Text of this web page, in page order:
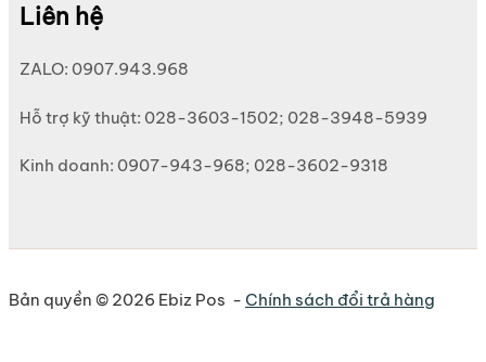
Liên hệ
ZALO: 0907.943.968
Hỗ trợ kỹ thuật: 028-3603-1502; 028-3948-5939
Kinh doanh: 0907-943-968; 028-3602-9318
Bản quyền © 2026 Ebiz Pos - Chính sách đổi trả hàng